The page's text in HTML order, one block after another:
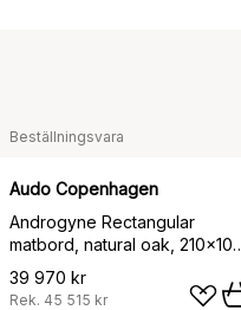
Beställningsvara
Audo Copenhagen
Androgyne Rectangular
matbord, natural oak, 210x109
cm
39 970 kr
Rek. 45 515 kr